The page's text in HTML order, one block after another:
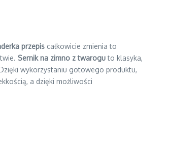
przepis całkowicie zmienia to
Sernik na zimno z twaroguto klasyka,
wykorzystaniu gotowego produktu,
a dzięki możliwości